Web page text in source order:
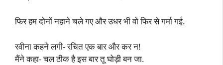
फिर हम दोनों नहाने चले गए और उधर भी वो फिर से गर्मा गई.
रवीना कहने लगी- रचित एक बार और कर न!
मैंने कहा- चल ठीक है इस बार तू घोड़ी बन जा.